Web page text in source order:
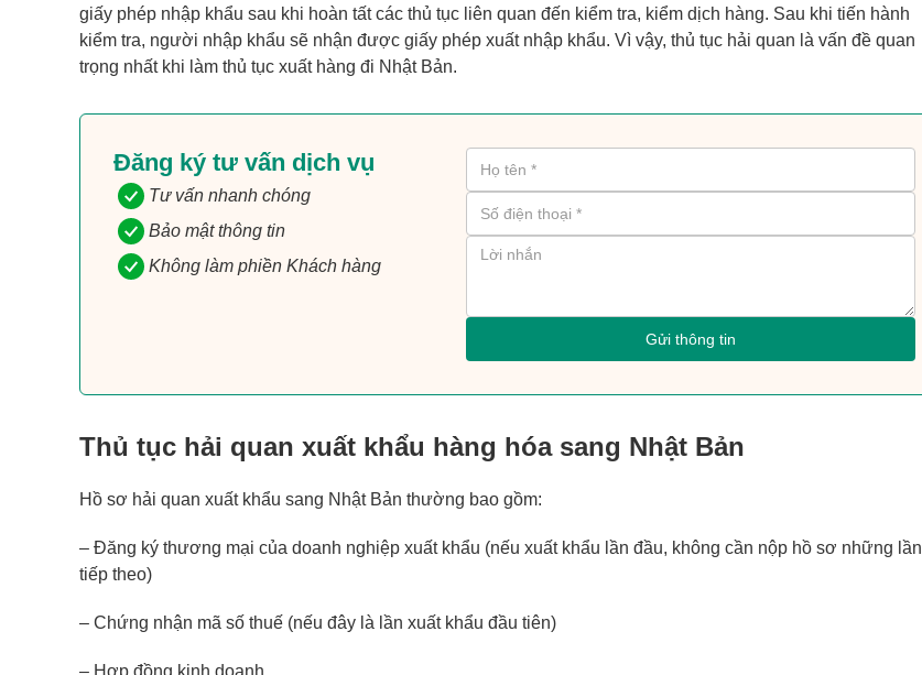
giấy phép nhập khẩu sau khi hoàn tất các thủ tục liên quan đến kiểm tra, kiểm dịch hàng. Sau khi tiến hành
kiểm tra, người nhập khẩu sẽ nhận được giấy phép xuất nhập khẩu. Vì vậy, thủ tục hải quan là vấn đề quan
trọng nhất khi làm thủ tục xuất hàng đi Nhật Bản.
Đăng ký tư vấn dịch vụ
Tư vấn nhanh chóng
Bảo mật thông tin
Không làm phiền Khách hàng
Gửi thông tin
Thủ tục hải quan xuất khẩu hàng hóa sang Nhật Bản
Hồ sơ hải quan xuất khẩu sang Nhật Bản thường bao gồm:
– Đăng ký thương mại của doanh nghiệp xuất khẩu (nếu xuất khẩu lần đầu, không cần nộp hồ sơ những lần
tiếp theo)
– Chứng nhận mã số thuế (nếu đây là lần xuất khẩu đầu tiên)
– Hợp đồng kinh doanh